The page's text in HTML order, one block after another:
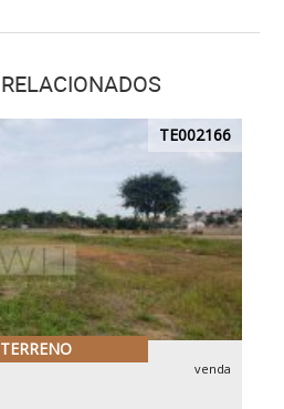
TE002166
TERRENO
venda